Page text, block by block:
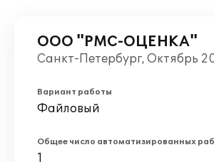
ООО "РМС-ОЦЕНКА"
Санкт-Петербург, Октябрь
Вариант работы
Файловый
Общее число автоматизированных
1